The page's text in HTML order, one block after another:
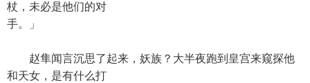
杖，未必是他们的对
手。」
赵隼闻言沉思了起来，妖族？大半夜跑到皇宫来窥探他
和天女，是有什么打